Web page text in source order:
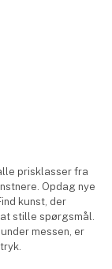
prisklasser fra
Opdag nye
kunst, der
stille spørgsmål.
messen, er